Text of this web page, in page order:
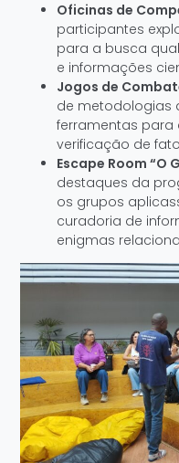
Oficinas de
participantes
para a busca
e informações
Jogos de
de metodologias
ferramentas para
verificação de
Escape Room “O
destaques da
os grupos
curadoria de
enigmas